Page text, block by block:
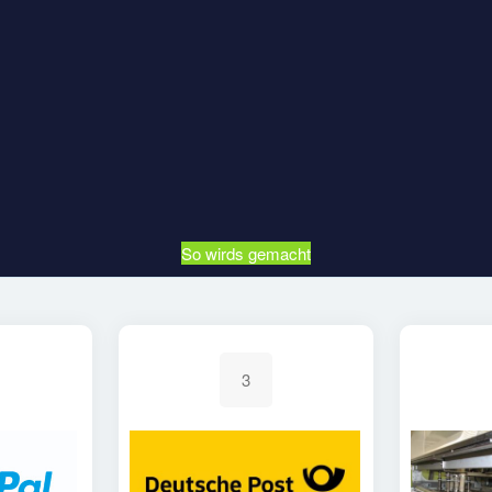
So wirds gemacht
3